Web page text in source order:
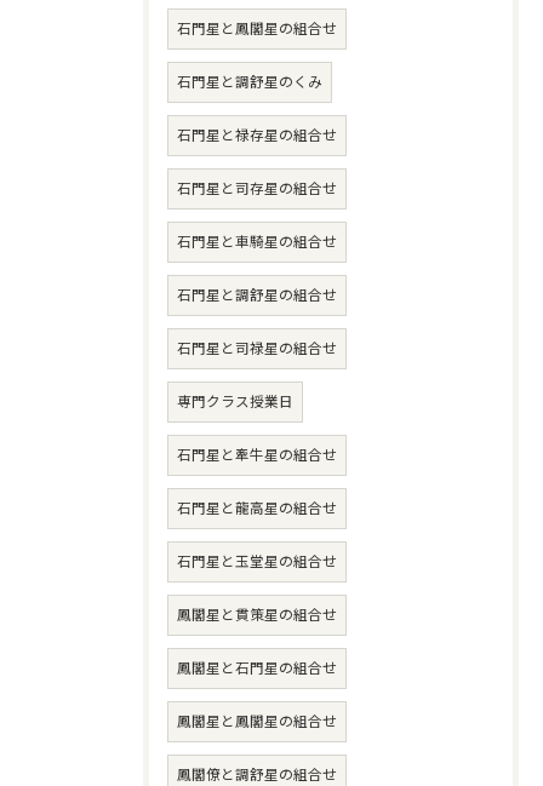
石門星と鳳閣星の組合せ
石門星と調舒星のくみ
石門星と禄存星の組合せ
石門星と司存星の組合せ
石門星と車騎星の組合せ
石門星と調舒星の組合せ
石門星と司禄星の組合せ
専門クラス授業日
石門星と牽牛星の組合せ
石門星と龍高星の組合せ
石門星と玉堂星の組合せ
鳳閣星と貫策星の組合せ
鳳閣星と石門星の組合せ
鳳閣星と鳳閣星の組合せ
鳳閣僚と調舒星の組合せ